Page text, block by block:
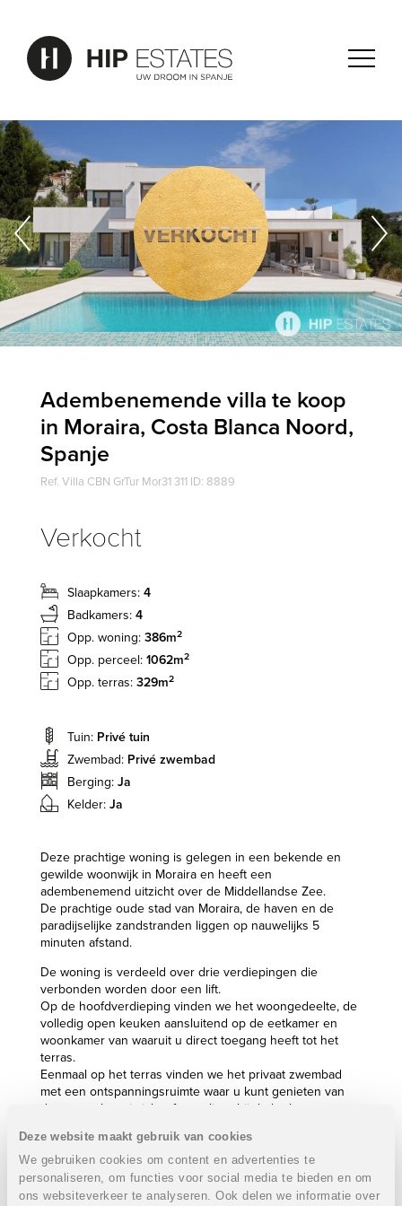
Deze website maakt gebruik van cookies
We gebruiken cookies om content en advertenties te
personaliseren, om functies voor social media te bieden en om
ons websiteverkeer te analyseren. Ook delen we informatie over
Adembenemende villa te koop
in Moraira, Costa Blanca Noord,
Spanje
Ref. Villa CBN GrTur Mor31 311 ID: 8889
Verkocht
Slaapkamers: 4
Badkamers: 4
Opp. woning: 386m2
Opp. perceel: 1062m2
Opp. terras: 329m2
Tuin: Privé tuin
Zwembad: Privé zwembad
Berging: Ja
Kelder: Ja
Deze prachtige woning is gelegen in een bekende en
gewilde woonwijk in Moraira en heeft een
adembenemend uitzicht over de Middellandse Zee.
De prachtige oude stad van Moraira, de haven en de
paradijselijke zandstranden liggen op nauwelijks 5
minuten afstand.
De woning is verdeeld over drie verdiepingen die
verbonden worden door een lift.
Op de hoofdverdieping vinden we het woongedeelte, de
volledig open keuken aansluitend op de eetkamer en
woonkamer van waaruit u direct toegang heeft tot het
terras.
Eenmaal op het terras vinden we het privaat zwembad
met een ontspanningsruimte waar u kunt genieten van
de zon en het uitzicht of een diner bij de barbecue.
Op dezelfde verdieping, aan de andere kant van de
woning, vinden we de hoofdslaapkamer met dressing en
badkamer.
Op de eerste verdieping bevinden zich nog drie